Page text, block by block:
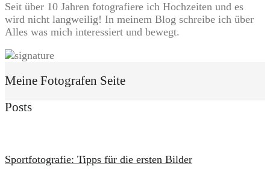
Seit über 10 Jahren fotografiere ich Hochzeiten und es
wird nicht langweilig! In meinem Blog schreibe ich über
Alles was mich interessiert und bewegt.
Meine Fotografen Seite
Posts
Sportfotografie: Tipps für die ersten Bilder